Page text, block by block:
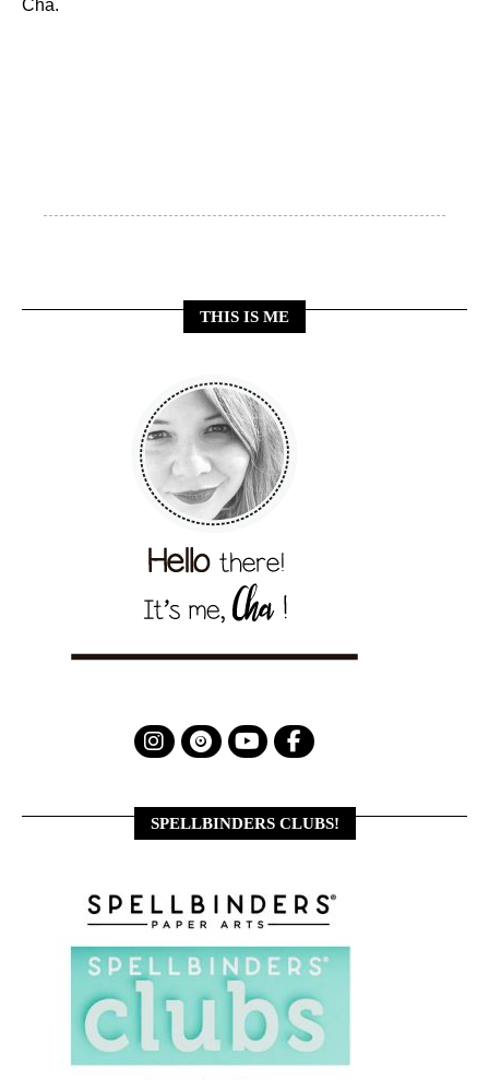
Cha.
THIS IS ME
SPELLBINDERS CLUBS!